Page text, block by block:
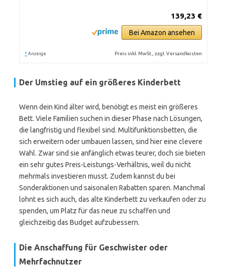
139,23 €
Bei Amazon ansehen
* Anzeige Preis inkl. MwSt., zzgl. Versandkosten
Der Umstieg auf ein größeres Kinderbett
Wenn dein Kind älter wird, benötigt es meist ein größeres
Bett. Viele Familien suchen in dieser Phase nach Lösungen,
die langfristig und flexibel sind. Multifunktionsbetten, die
sich erweitern oder umbauen lassen, sind hier eine clevere
Wahl. Zwar sind sie anfänglich etwas teurer, doch sie bieten
ein sehr gutes Preis-Leistungs-Verhältnis, weil du nicht
mehrmals investieren musst. Zudem kannst du bei
Sonderaktionen und saisonalen Rabatten sparen. Manchmal
lohnt es sich auch, das alte Kinderbett zu verkaufen oder zu
spenden, um Platz für das neue zu schaffen und
gleichzeitig das Budget aufzubessern.
Die Anschaffung für Geschwister oder
Mehrfachnutzer